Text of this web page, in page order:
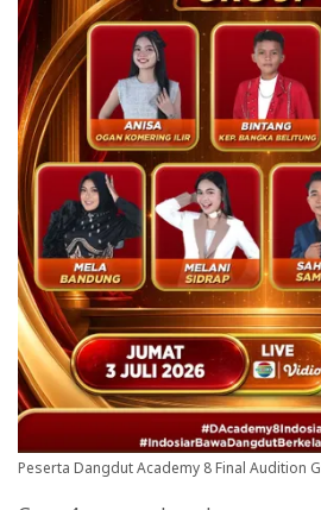
Peserta Dangdut Academy 8 Final Audition